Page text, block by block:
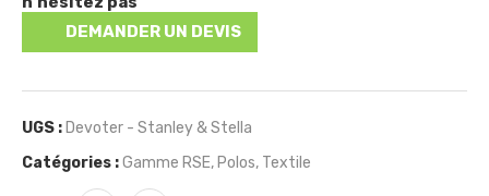
DEMANDER UN DEVIS
UGS : Devoter - Stanley & Stella
Catégories :Gamme RSE, Polos, Textile